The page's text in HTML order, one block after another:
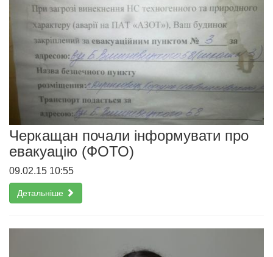
Черкащан почали інформувати про
евакуацію (ФОТО)
09.02.15 10:55
Детальніше